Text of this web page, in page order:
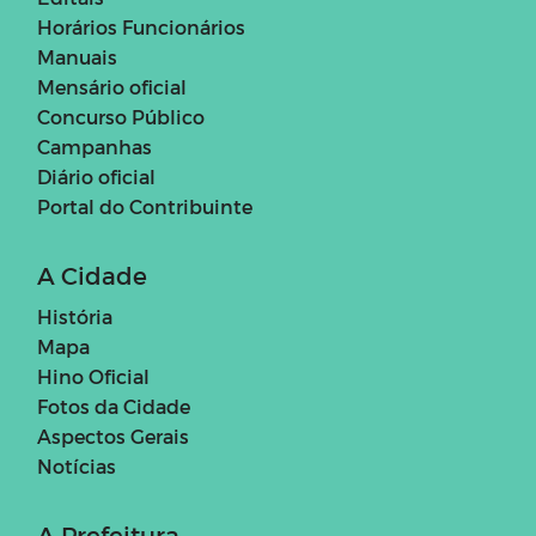
Horários Funcionários
Manuais
Mensário oficial
Concurso Público
Campanhas
Diário oficial
Portal do Contribuinte
A Cidade
História
Mapa
Hino Oficial
Fotos da Cidade
Aspectos Gerais
Notícias